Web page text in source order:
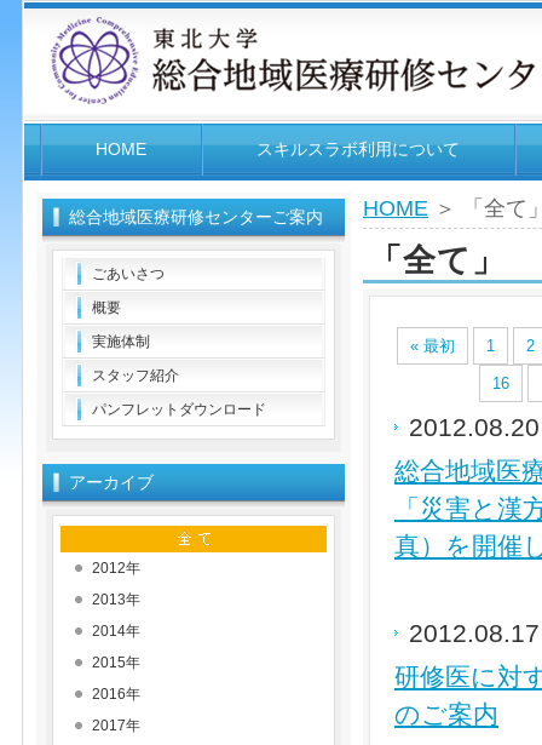
HOME スキルスラボ利用について
HOME ＞ 「全て
「全て」
« 最初 1 2
16
総合地域医
「災害と漢
真）を開催
研修医に対
のご案内
総合地域医療研修センターご案内
ごあいさつ
概要
実施体制
スタッフ紹介
パンフレットダウンロード
アーカイブ
2012年
2013年
2014年
2015年
2016年
2017年